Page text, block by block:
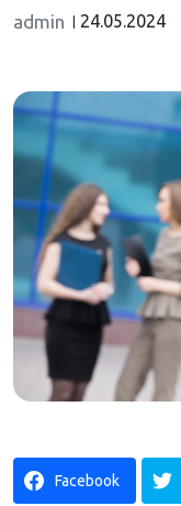
admin 24.05.2024
Facebook